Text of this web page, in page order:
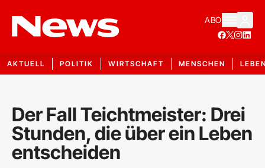
ABO
AKTUELL POLITIK WIRTSCHAFT MENSCHEN
Der Fall Teichtmeister: Drei
Stunden, die über ein Leben
entscheiden